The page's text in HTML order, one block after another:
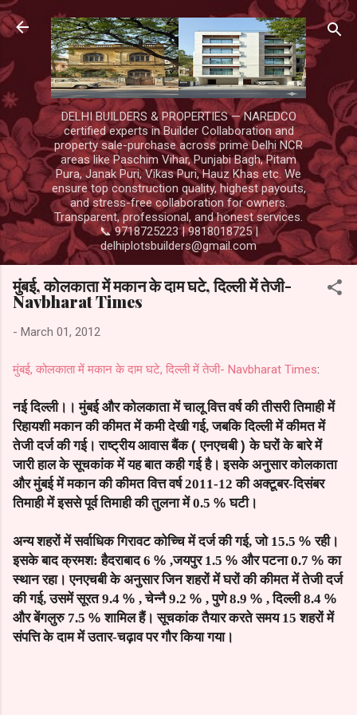
Skip to main content
DELHI BUILDERS & PROPERTIES — NAREDCO
certified experts in Builder Collaboration and
property sale-purchase across prime Delhi NCR
areas like Paschim Vihar, Punjabi Bagh, Pitam
Pura, Janak Puri, Vikas Puri, Hauz Khas etc. We
ensure top construction quality, highest payouts,
and stress-free collaboration for owners.
Transparent, professional, and honest services.
📞 9718725223 | 9818018725 |
delhiplotsbuilders@gmail.com
मुंबई, कोलकाता में मकान के दाम घटे, दिल्ली में तेजी-
Navbharat Times
- March 01, 2012
मुंबई, कोलकाता में मकान के दाम घटे, दिल्ली में तेजी- Navbharat Times:
नई दिल्ली।। मुंबई और कोलकाता में चालू वित्त वर्ष की तीसरी तिमाही में
रिहायशी मकान की कीमत में कमी देखी गई, जबकि दिल्ली में कीमत में
तेजी दर्ज की गई। राष्ट्रीय आवास बैंक(एनएचबी)के घरों के बारे में
जारी हाल के सूचकांक में यह बातकही गई है। इसके अनुसार कोलकाता
और मुंबई में मकान की कीमत वित्त वर्ष 2011-12 की अक्टूबर-दिसंबर
तिमाही में इससे पूर्व तिमाही की तुलना में 0.5 %घटी।
अन्य शहरों में सर्वाधिक गिरावटकोच्चि में दर्ज की गई, जो 15.5 %रही।
इसके बाद क्रमश: हैदराबाद 6 % ,जयपुर 1.5 % और पटना 0.7 %का
स्थान रहा। एनएचबी के अनुसार जिन शहरों में घरों की कीमत में तेजी दर्ज
की गई, उसमें सूरत 9.4 % , चेन्नै 9.2 % , पुणे8.9 % , दिल्ली 8.4 %
और बेंगलुरु 7.5 %शामिल हैं। सूचकांक तैयार करते समय 15 शहरों में
संपत्ति के दाम में उतार-चढ़ाव पर गौर किया गया।